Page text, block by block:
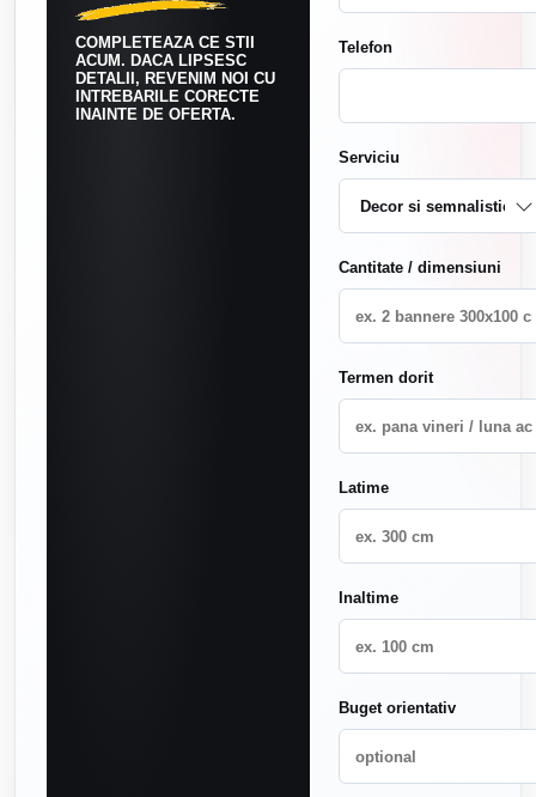
COMPLETEAZA CE STII
ACUM. DACA LIPSESC
DETALII, REVENIM NOI CU
INTREBARILE CORECTE
INAINTE DE OFERTA.
Telefon
Serviciu
Cantitate / dimensiuni
Termen dorit
Latime
Inaltime
Buget orientativ